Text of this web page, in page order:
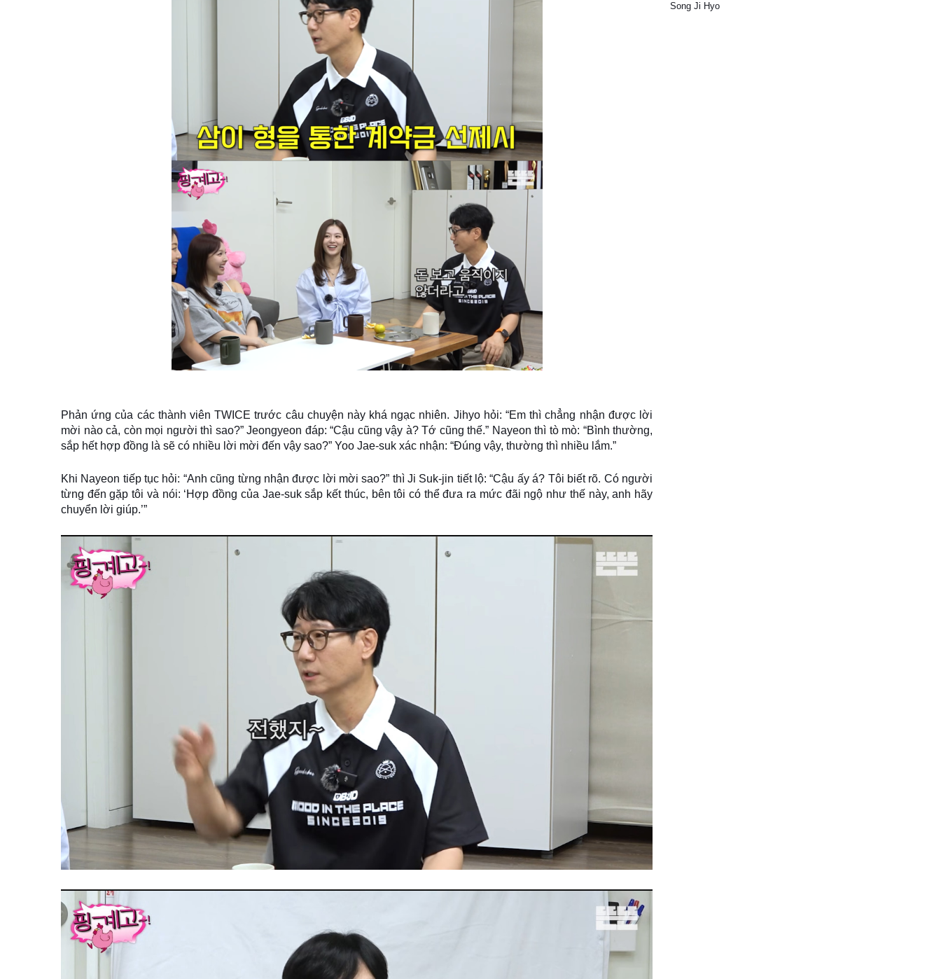
Phản ứng của các thành viên TWICE trước câu chuyện này khá ngạc nhiên. Jihyo hỏi: “Em thì chẳng nhận được lời
mời nào cả, còn mọi người thì sao?” Jeongyeon đáp: “Cậu cũng vậy à? Tớ cũng thế.” Nayeon thì tò mò: “Bình thường,
sắp hết hợp đồng là sẽ có nhiều lời mời đến vậy sao?” Yoo Jae-suk xác nhận: “Đúng vậy, thường thì nhiều lắm.”
Khi Nayeon tiếp tục hỏi: “Anh cũng từng nhận được lời mời sao?” thì Ji Suk-jin tiết lộ: “Cậu ấy á? Tôi biết rõ. Có người
từng đến gặp tôi và nói: ‘Hợp đồng của Jae-suk sắp kết thúc, bên tôi có thể đưa ra mức đãi ngộ như thế này, anh hãy
chuyển lời giúp.’”
Song Ji Hyo